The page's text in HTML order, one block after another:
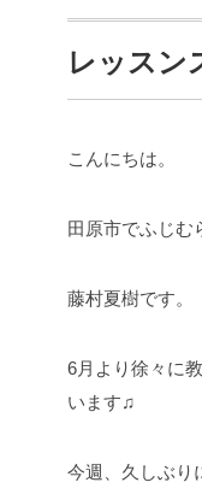
レッスン
こんにちは。
田原市でふじむ
藤村夏樹です。
6月より徐々に
います♫
今週、久しぶり